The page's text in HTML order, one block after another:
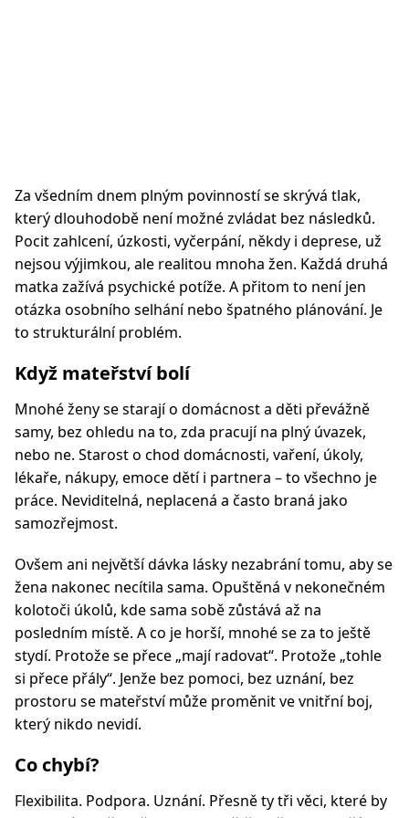
Za všedním dnem plným povinností se skrývá tlak,
který dlouhodobě není možné zvládat bez následků.
Pocit zahlcení, úzkosti, vyčerpání, někdy i deprese, už
nejsou výjimkou, ale realitou mnoha žen. Každá druhá
matka zažívá psychické potíže. A přitom to není jen
otázka osobního selhání nebo špatného plánování. Je
to strukturální problém.
Když mateřství bolí
Mnohé ženy se starají o domácnost a děti převážně
samy, bez ohledu na to, zda pracují na plný úvazek,
nebo ne. Starost o chod domácnosti, vaření, úkoly,
lékaře, nákupy, emoce dětí i partnera – to všechno je
práce. Neviditelná, neplacená a často braná jako
samozřejmost.
Ovšem ani největší dávka lásky nezabrání tomu, aby se
žena nakonec necítila sama. Opuštěná v nekonečném
kolotoči úkolů, kde sama sobě zůstává až na
posledním místě. A co je horší, mnohé se za to ještě
stydí. Protože se přece „mají radovat“. Protože „tohle
si přece přály“. Jenže bez pomoci, bez uznání, bez
prostoru se mateřství může proměnit ve vnitřní boj,
který nikdo nevidí.
Co chybí?
Flexibilita. Podpora. Uznání. Přesně ty tři věci, které by